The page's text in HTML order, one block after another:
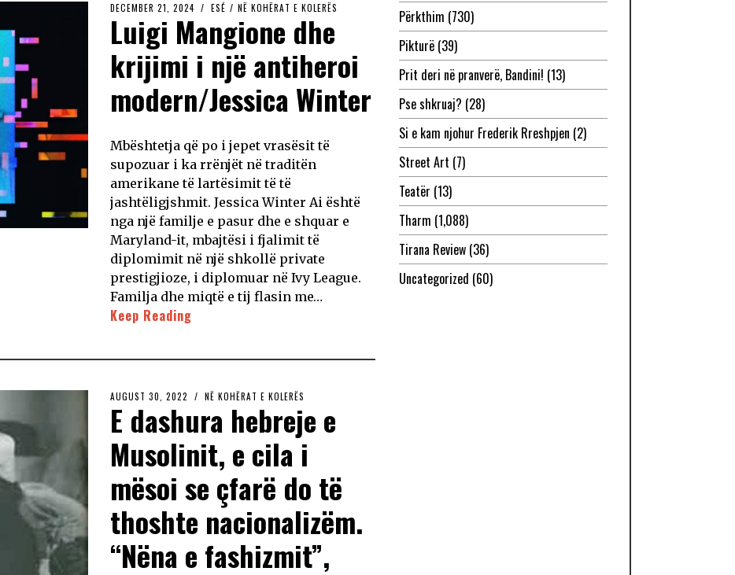
DECEMBER 21, 2024 ESÉ / NË KOHËRAT E KOLERËS
Luigi Mangione dhe
krijimi i një antiheroi
modern/Jessica Winter
Mbështetja që po i jepet vrasësit të
supozuar i ka rrënjët në traditën
amerikane të lartësimit të të
jashtëligjshmit. Jessica Winter Ai është
nga një familje e pasur dhe e shquar e
Maryland-it, mbajtësi i fjalimit të
diplomimit në një shkollë private
prestigjioze, i diplomuar në Ivy League.
Familja dhe miqtë e tij flasin me…
Keep Reading
AUGUST 30, 2022 NË KOHËRAT E KOLERËS
E dashura hebreje e
Musolinit, e cila i
mësoi se çfarë do të
thoshte nacionalizëm.
“Nëna e fashizmit”,
Përkthim (730)
Pikturë(39)
Prit deri në pranverë, Bandini! (13)
Pse shkruaj? (28)
Si e kam njohur Frederik Rreshpjen (2)
Street Art (7)
Teatër (13)
Tharm (1,088)
Tirana Review(36)
Uncategorized (60)